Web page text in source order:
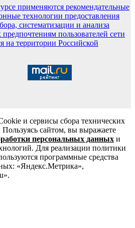
применяются рекомендательные
технологии предоставления
систематизации и анализа
пользователей сети
на территории Российской
и сервисы сбора технических
Пользуясь сайтом, вы выражаете
персональных данных и
Для реализации политики
программные средства
«Яндекс.Метрика»,